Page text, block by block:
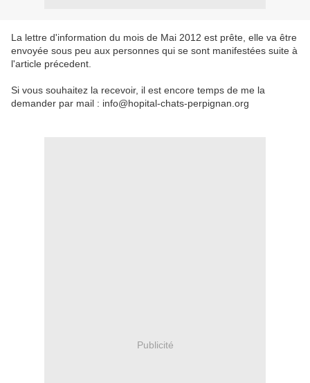
La lettre d'information du mois de Mai 2012 est prête, elle va être
envoyée sous peu aux personnes qui se sont manifestées suite à
l'article précedent.
Si vous souhaitez la recevoir, il est encore temps de me la
demander par mail : info@hopital-chats-perpignan.org
Publicité